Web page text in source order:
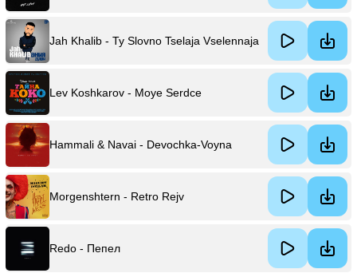
Jah Khalib - Ty Slovno Tselaja Vselennaja
Lev Koshkarov - Moye Serdce
Hammali & Navai - Devochka-Voyna
Morgenshtern - Retro Rejv
Redo - Пепел